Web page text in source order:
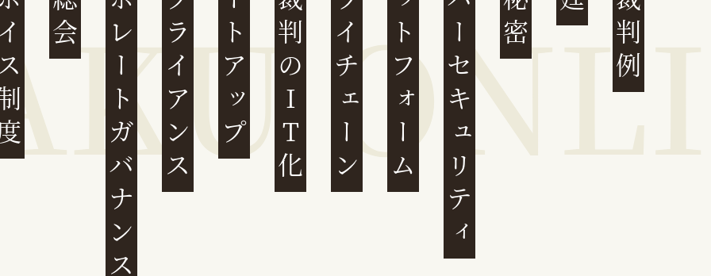
コーポレートガバナンス サイバーセキュリティ